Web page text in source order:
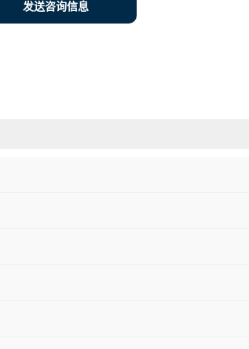
发送咨询信息